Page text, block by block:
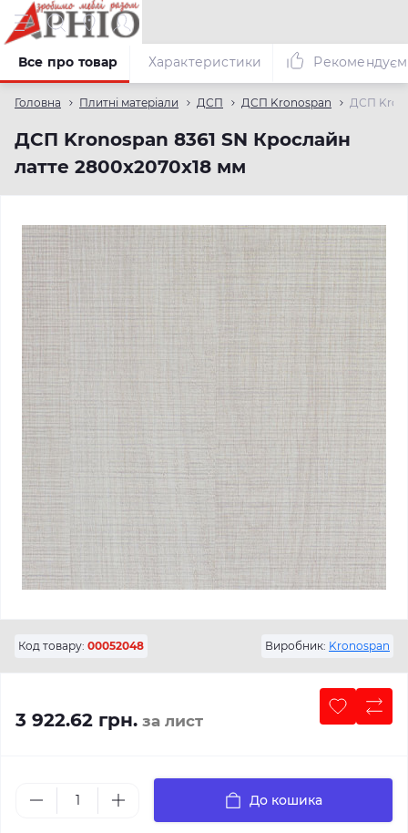
Головна Плитні матеріали ДСП ДСП Kronospan ДСП
ДСП Kronospan 8361 SN Крослайн
латте 2800x2070x18 мм
Все про товар Характеристики
Код товару: 00052048 Виробник: Kronospan
3 922.62 грн. за лист
До кошика